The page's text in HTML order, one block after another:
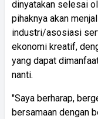
dinyatakan selesai
pihaknya akan
industri/asosiasi
ekonomi kreatif,
yang dapat
nanti.
"Saya berharap,
bersamaan dengan